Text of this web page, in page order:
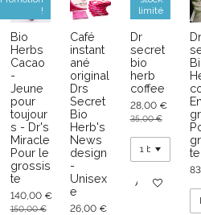
!
Bio
Herbs
Cacao
-
Jeune
pour
toujour
s - Dr's
Miracle
Pour le
grossis
te
140,00 €
150,00 €
Café
instant
ané
original
Drs
Secret
Bio
Herb's
News
design
-
Unisex
e
26,00 €
limité
Dr
secret
bio
herb
coffee
28,00 €
35,00 €
Ajouter au
En
te